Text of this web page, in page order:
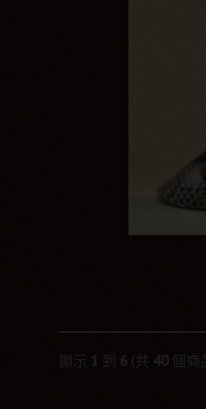
顯示 1 到 6 (共 40 個商